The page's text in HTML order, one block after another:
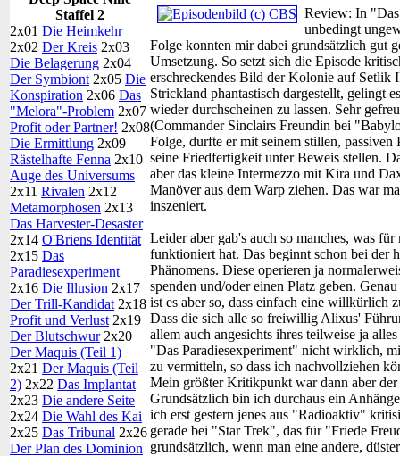
Staffel 2
2x01 Die Heimkehr
2x02 Der Kreis 2x03
Die Belagerung 2x04
Der Symbiont 2x05 Die
Konspiration 2x06 Das
"Melora"-Problem 2x07
Profit oder Partner! 2x08
Die Ermittlung 2x09
Rästelhafte Fenna 2x10
Auge des Universums
2x11 Rivalen 2x12
Metamorphosen 2x13
Das Harvester-Desaster
2x14 O'Briens Identität
2x15 Das
Paradiesexperiment
2x16 Die Illusion 2x17
Der Trill-Kandidat 2x18
Profit und Verlust 2x19
Der Blutschwur2x20
Der Maquis (Teil 1)
2x21 Der Maquis (Teil
2) 2x22 Das Implantat
2x23 Die andere Seite
2x24 Die Wahl des Kai
2x25 Das Tribunal 2x26
Der Plan des Dominion
Review: In
unbedingt
Folge konnten mir dabei grundsätzlich gut
Umsetzung. So setzt sich die Episode
erschreckendes Bild der Kolonie auf
Strickland phantastisch dargestellt, gelingt
wieder durchscheinen zu lassen. Sehr
(Commander Sinclairs Freundin bei
Folge, durfte er mit seinem stillen, passiven
seine Friedfertigkeit unter Beweis stellen.
aber das kleine Intermezzo mit Kira und
Manöver aus dem Warp ziehen. Das war
inszeniert.
Leider aber gab's auch so manches, was
funktioniert hat. Das beginnt schon bei der
Phänomens. Diese operieren ja
spenden und/oder einen Platz geben.
ist es aber so, dass einfach eine willkürlich
Dass die sich alle so freiwillig Alixus'
allem auch angesichts ihres teilweise ja
"Das Paradiesexperiment" nicht wirklich,
zu vermitteln, so dass ich nachvollziehen
Mein größter Kritikpunkt war dann aber
Grundsätzlich bin ich durchaus ein
ich erst gestern jenes aus "Radioaktiv"
gerade bei "Star Trek", das für "Friede
grundsätzlich, wenn man eine andere,